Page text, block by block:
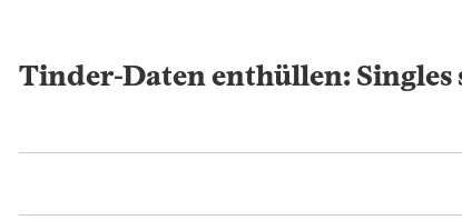
Tinder-Daten enthüllen: Singles